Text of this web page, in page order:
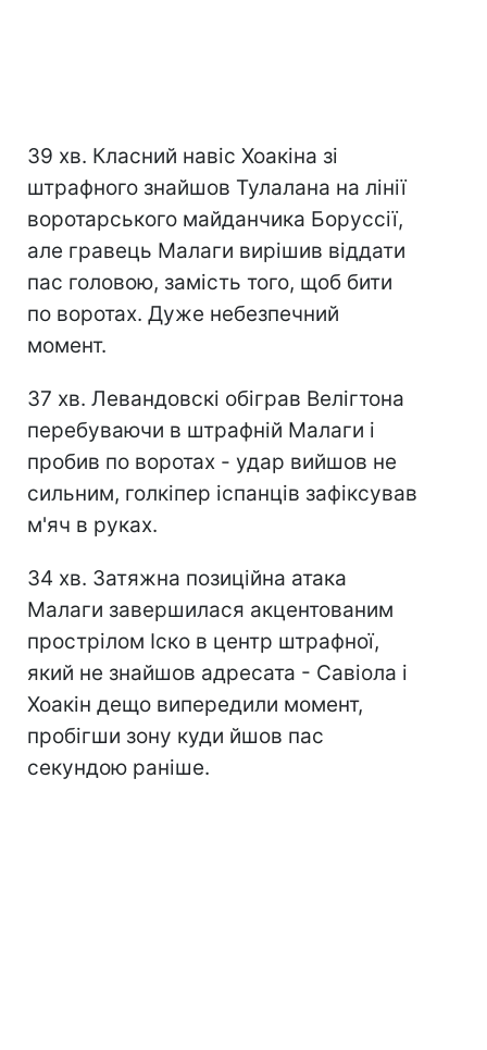
39 хв. Класний навіс Хоакіна зі
штрафного знайшов Тулалана на лінії
воротарського майданчика Боруссії,
але гравець Малаги вирішив віддати
пас головою, замість того, щоб бити
по воротах. Дуже небезпечний
момент.
37 хв. Левандовскі обіграв Велігтона
перебуваючи в штрафній Малаги і
пробив по воротах - удар вийшов не
сильним, голкіпер іспанців зафіксував
м'яч в руках.
34 хв. Затяжна позиційна атака
Малаги завершилася акцентованим
прострілом Іско в центр штрафної,
який не знайшов адресата - Савіола і
Хоакін дещо випередили момент,
пробігши зону куди йшов пас
секундою раніше.